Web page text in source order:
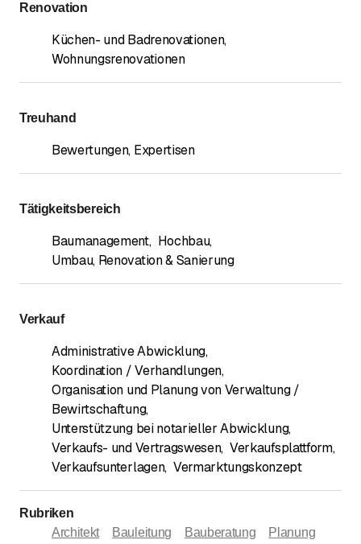
Renovation
Küchen- und Badrenovationen,
Wohnungsrenovationen
Treuhand
Bewertungen, Expertisen
Tätigkeitsbereich
Baumanagement, Hochbau,
Umbau, Renovation & Sanierung
Verkauf
Administrative Abwicklung,
Koordination / Verhandlungen,
Organisation und Planung von Verwaltung /
Bewirtschaftung,
Unterstützung bei notarieller Abwicklung,
Verkaufs- und Vertragswesen, Verkaufsplattform,
Verkaufsunterlagen, Vermarktungskonzept
Rubriken
Architekt
Bauleitung Bauberatung
Planung